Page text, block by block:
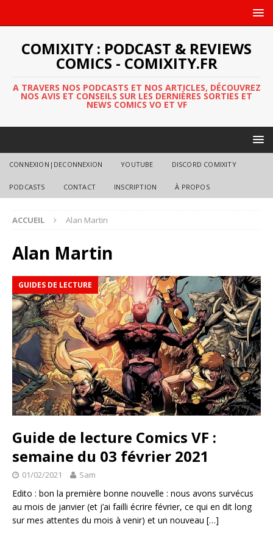
COMIXITY : PODCAST & REVIEWS
COMICS - COMIXITY.FR
A TRAVERS NOS PODCASTS ET NOS ARTICLES, DÉCOUVREZ
NOS AVIS ET CONSEILS SUR LES DERNIÈRES SORTIES ET
NEWS COMICS VO ET VF
CONNEXION|DECONNEXION YOUTUBE DISCORD COMIXITY
PODCASTS CONTACT INSCRIPTION À PROPOS
ACCUEIL Alan Martin
Alan Martin
GUIDES DE LECTURE
Guide de lecture Comics VF :
semaine du 03 février 2021
01/02/2021 Sam
Edito : bon la première bonne nouvelle : nous avons survécus
au mois de janvier (et j’ai failli écrire février, ce qui en dit long
sur mes attentes du mois à venir) et un nouveau […]